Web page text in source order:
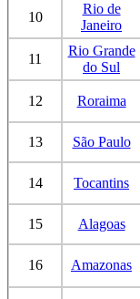
10
Rio de
Janeiro
11
Rio Grande
do Sul
12 Roraima
13 São Paulo
14 Tocantins
15 Alagoas
16 Amazonas